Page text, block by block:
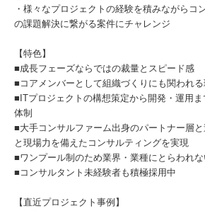
・様々なプロジェクトの経験を積みながらコ
の課題解決に繋がる案件にチャレンジ
【特色】
■成長フェーズならではの裁量とスピード感
■コアメンバーとして組織づくりにも関われ
■ITプロジェクトの構想策定から開発・運用
体制
■大手コンサルファーム出身のパートナー層
と現場力を備えたコンサルティングを実現
■ワンプール制のため業界・業種にとらわれ
■コンサルタント未経験者も積極採用中
【直近プロジェクト事例】